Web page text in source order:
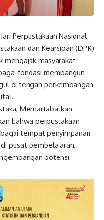
Perpustakaan Nasional
dan Kearsipan (DPK)
mengajak masyarakat
fondasi membangun
di tengah perkembangan
Memartabatkan
bahwa perpustakaan
tempat penyimpanan
pusat pembelajaran,
potensi